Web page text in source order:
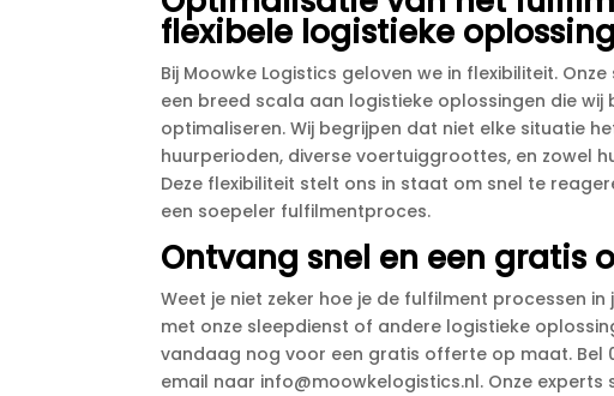
flexibele logistieke
Bij Moowke Logistics geloven we in flexibiliteit.​
een breed scala aan logistieke oplossingen die
optimaliseren.​ Wij begrijpen dat niet elke situatie
huurperioden, diverse voertuiggroottes, en zowel
Deze flexibiliteit stelt ons in staat om snel te
een soepeler fulfilmentproces.​
Ontvang snel en een gratis
Weet je niet zeker hoe je de fulfilment processen
met onze sleepdienst of andere logistieke
vandaag nog voor een gratis offerte op maat.​ Bel
email naar info@moowkelogistics.​nl.​ Onze